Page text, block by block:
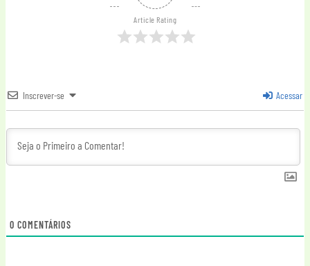
Article Rating
Inscrever-se Acessar
0 COMENTÁRIOS